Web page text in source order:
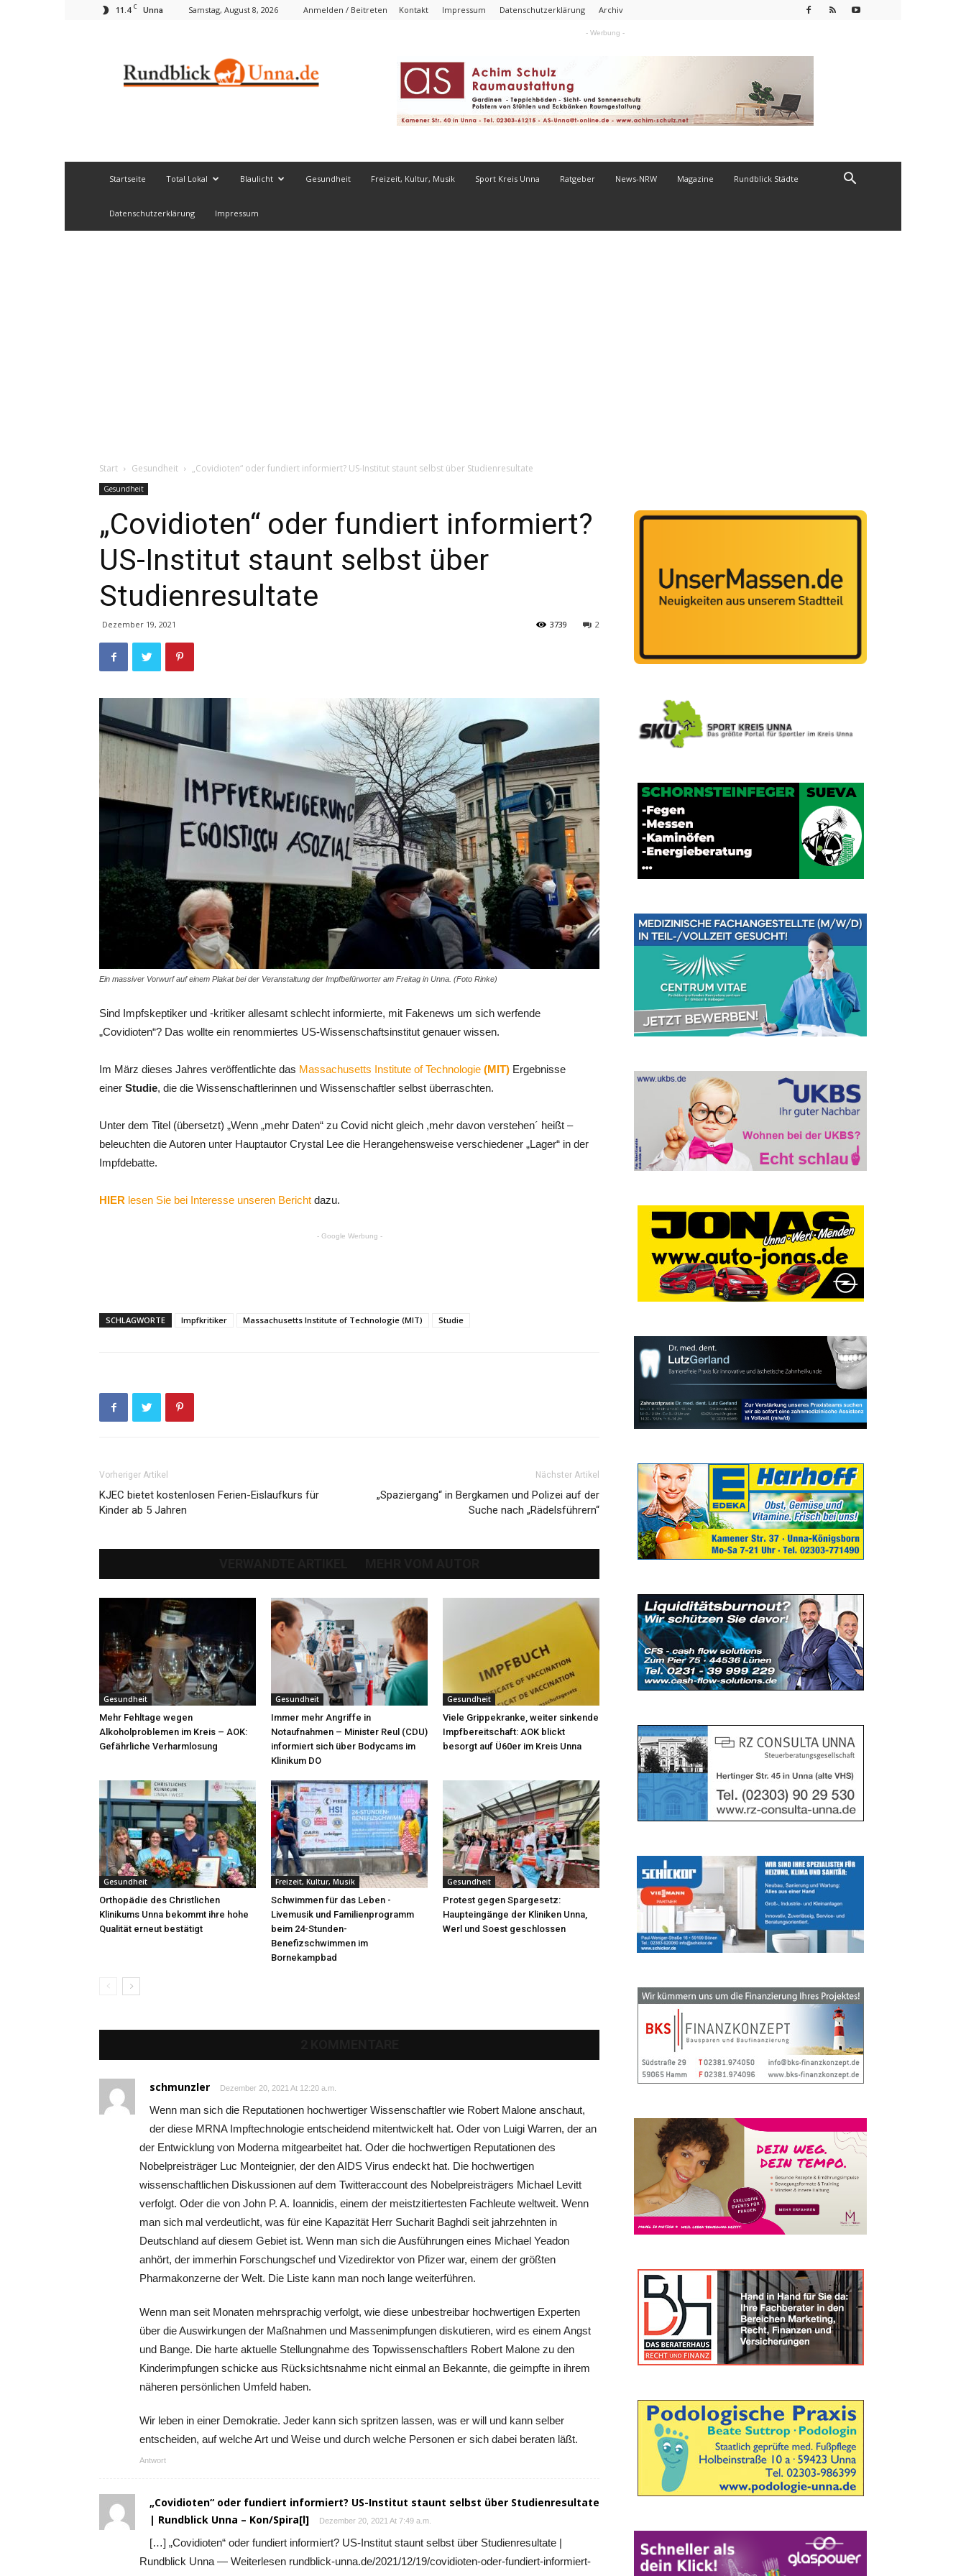
11.4 C Unna Samstag, August 8, 2026 Anmelden / Beitreten Kontakt Impressum Datenschutzerklärung Archiv
- Werbung -
Startseite Total Lokal Blaulicht Gesundheit Freizeit, Kultur, Musik Sport Kreis Unna Ratgeber News-NRW Magazine Rundblick Städte
Datenschutzerklärung Impressum
Start Gesundheit „Covidioten“ oder fundiert informiert? US-Institut staunt selbst über Studienresultate
Gesundheit
„Covidioten“ oder fundiert informiert?
US-Institut staunt selbst über
Studienresultate
Dezember 19, 2021 2
3739
Ein massiver Vorwurf auf einem Plakat bei der Veranstaltung der Impfbefürworter am Freitag in Unna. (Foto Rinke)
Sind Impfskeptiker und -kritiker allesamt schlecht informierte, mit Fakenews um sich werfende
„Covidioten“? Das wollte ein renommiertes US-Wissenschaftsinstitut genauer wissen.
Im März dieses Jahres veröffentlichte das Massachusetts Institute of Technologie (MIT) Ergebnisse
einer Studie, die die Wissenschaftlerinnen und Wissenschaftler selbst überraschten.
Unter dem Titel (übersetzt) „Wenn „mehr Daten“ zu Covid nicht gleich ,mehr davon verstehen´ heißt –
beleuchten die Autoren unter Hauptautor Crystal Lee die Herangehensweise verschiedener „Lager“ in der
Impfdebatte.
HIER lesen Sie bei Interesse unseren Bericht dazu.
- Google Werbung -
SCHLAGWORTE Impfkritiker Massachusetts Institute of Technologie (MIT) Studie
Vorheriger Artikel
KJEC bietet kostenlosen Ferien-Eislaufkurs für
Kinder ab 5 Jahren
Nächster Artikel
„Spaziergang“ in Bergkamen und Polizei auf der
Suche nach „Rädelsführern“
Gesundheit
Mehr Fehltage wegen
Alkoholproblemen im Kreis – AOK:
Gefährliche Verharmlosung
Gesundheit
Immer mehr Angriffe in
Notaufnahmen – Minister Reul (CDU)
informiert sich über Bodycams im
Klinikum DO
Gesundheit
Viele Grippekranke, weiter sinkende
Impfbereitschaft: AOK blickt
besorgt auf Ü60er im Kreis Unna
Gesundheit
Orthopädie des Christlichen
Klinikums Unna bekommt ihre hohe
Qualität erneut bestätigt
Freizeit, Kultur, Musik
Schwimmen für das Leben -
Livemusik und Familienprogramm
beim 24-Stunden-
Benefizschwimmen im
Bornekampbad
Gesundheit
Protest gegen Spargesetz:
Haupteingänge der Kliniken Unna,
Werl und Soest geschlossen
schmunzler Dezember 20, 2021 At 12:20 a.m.
Wenn man sich die Reputationen hochwertiger Wissenschaftler wie Robert Malone anschaut,
der diese MRNA Impftechnologie entscheidend mitentwickelt hat. Oder von Luigi Warren, der an
der Entwicklung von Moderna mitgearbeitet hat. Oder die hochwertigen Reputationen des
Nobelpreisträger Luc Monteignier, der den AIDS Virus endeckt hat. Die hochwertigen
wissenschaftlichen Diskussionen auf dem Twitteraccount des Nobelpreisträgers Michael Levitt
verfolgt. Oder die von John P. A. Ioannidis, einem der meistzitiertesten Fachleute weltweit. Wenn
man sich mal verdeutlicht, was für eine Kapazität Herr Sucharit Baghdi seit jahrzehnten in
Deutschland auf diesem Gebiet ist. Wenn man sich die Ausführungen eines Michael Yeadon
anhört, der immerhin Forschungschef und Vizedirektor von Pfizer war, einem der größten
Pharmakonzerne der Welt. Die Liste kann man noch lange weiterführen.
Wenn man seit Monaten mehrsprachig verfolgt, wie diese unbestreibar hochwertigen Experten
über die Auswirkungen der Maßnahmen und Massenimpfungen diskutieren, wird es einem Angst
und Bange. Die harte aktuelle Stellungnahme des Topwissenschaftlers Robert Malone zu den
Kinderimpfungen schicke aus Rücksichtsnahme nicht einmal an Bekannte, die geimpfte in ihrem
näheren persönlichen Umfeld haben.
Wir leben in einer Demokratie. Jeder kann sich spritzen lassen, was er will und kann selber
entscheiden, auf welche Art und Weise und durch welche Personen er sich dabei beraten läßt.
Antwort
„Covidioten“ oder fundiert informiert? US-Institut staunt selbst über Studienresultate
| Rundblick Unna – Kon/Spira[l]
Dezember 20, 2021 At 7:49 a.m.
[…] „Covidioten“ oder fundiert informiert? US-Institut staunt selbst über Studienresultate |
Rundblick Unna — Weiterlesen rundblick-unna.de/2021/12/19/covidioten-oder-fundiert-informiert-